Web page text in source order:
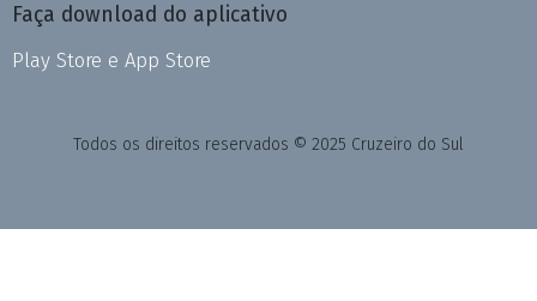
Faça download do aplicativo
Play Store e App Store
Todos os direitos reservados © 2025 Cruzeiro do Sul